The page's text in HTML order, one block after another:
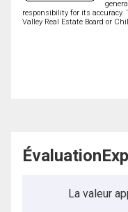
responsibility for its accuracy.
Valley Real Estate Board or
La valeur